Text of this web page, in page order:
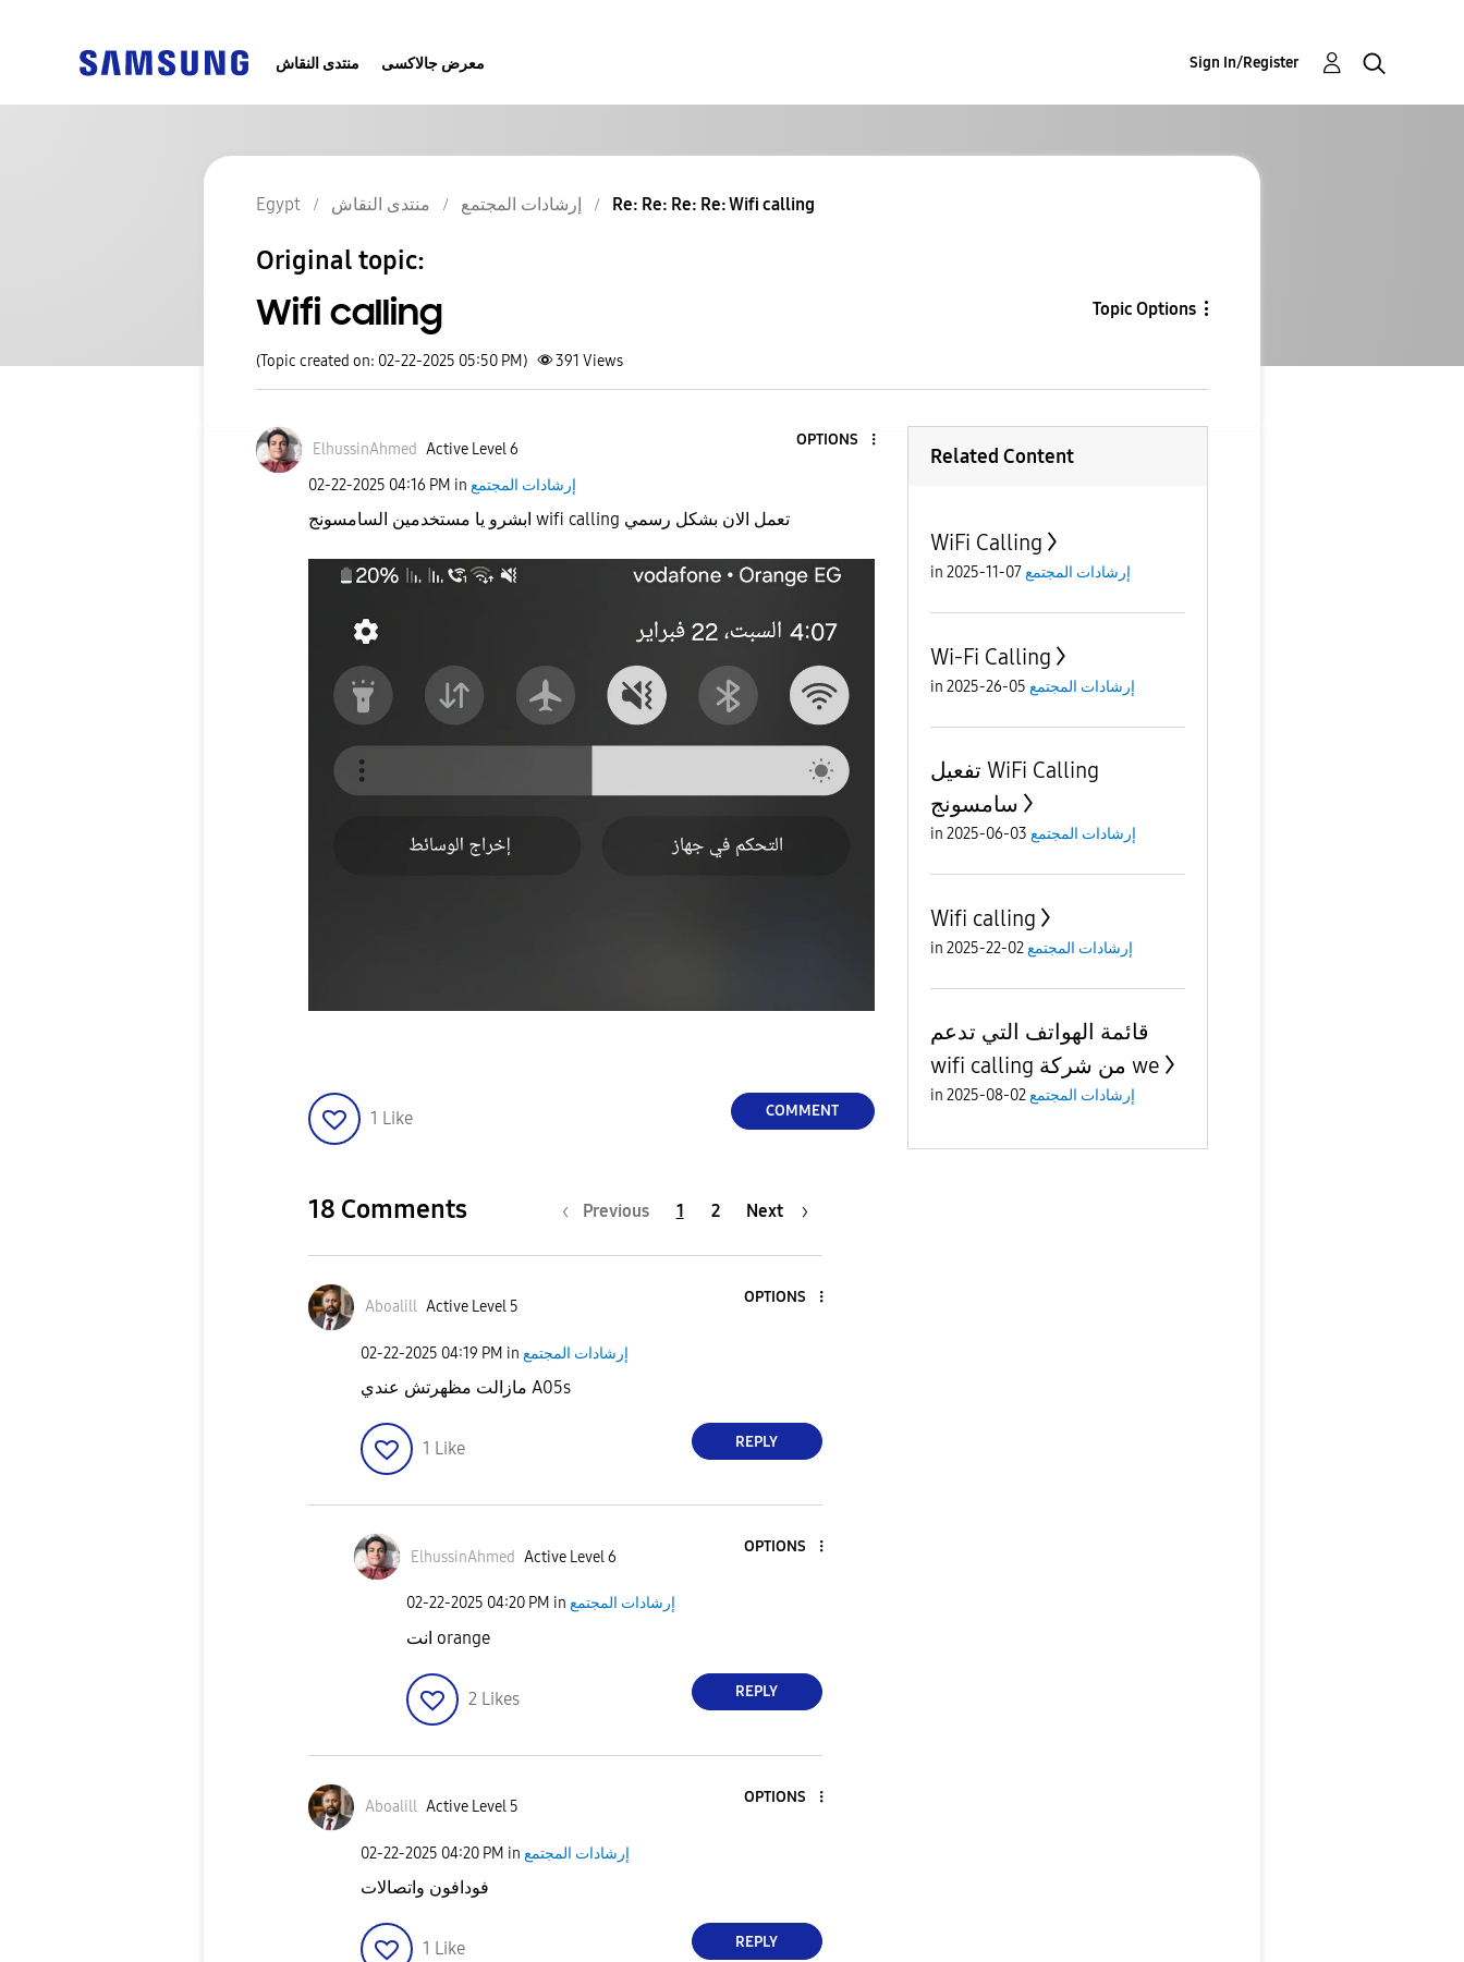
منتدى النقاش معرض جالاكسى Sign In/Register
Egypt منتدى النقاش إرشادات المجتمع Re: Re: Re: Re: Wifi calling
Original topic:
Wifi calling Topic Options
(Topic created on: 02-22-2025 05:50 PM) 391 Views
ElhussinAhmed Active Level 6
OPTIONS
‎02-22-2025 04:16 PM in إرشادات المجتمع
1 Like COMMENT
18 Comments Previous 1 2 Next
Aboalill Active Level 5
OPTIONS
‎02-22-2025 04:19 PM in إرشادات المجتمع
مازالت مظهرتش عندي A05s
1 Like REPLY
ElhussinAhmed Active Level 6
OPTIONS
‎02-22-2025 04:20 PM in إرشادات المجتمع
انت orange
2 Likes REPLY
Aboalill Active Level 5
OPTIONS
‎02-22-2025 04:20 PM in إرشادات المجتمع
فودافون واتصالات
1 Like REPLY
Related Content
WiFi Calling
in إرشادات المجتمع07-11-2025
Wi-Fi Calling
in إرشادات المجتمع 05-26-2025
تفعيل WiFi Calling
سامسونج
in إرشادات المجتمع 03-06-2025
Wifi calling
in إرشادات المجتمع02-22-2025
قائمة الهواتف التي تدعم
wifi calling من شركة we
in إرشادات المجتمع02-08-2025